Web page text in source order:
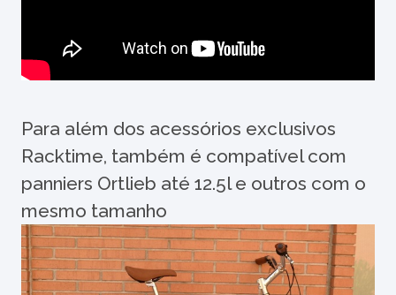
Para além dos acessórios exclusivos
Racktime, também é compatível com
panniers Ortlieb até 12.5l e outros com o
mesmo tamanho